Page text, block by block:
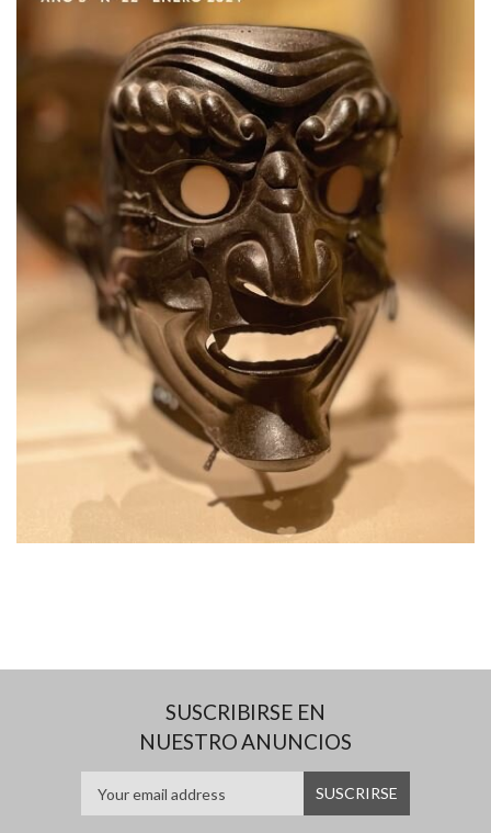
SUSCRIBIRSE EN
NUESTRO ANUNCIOS